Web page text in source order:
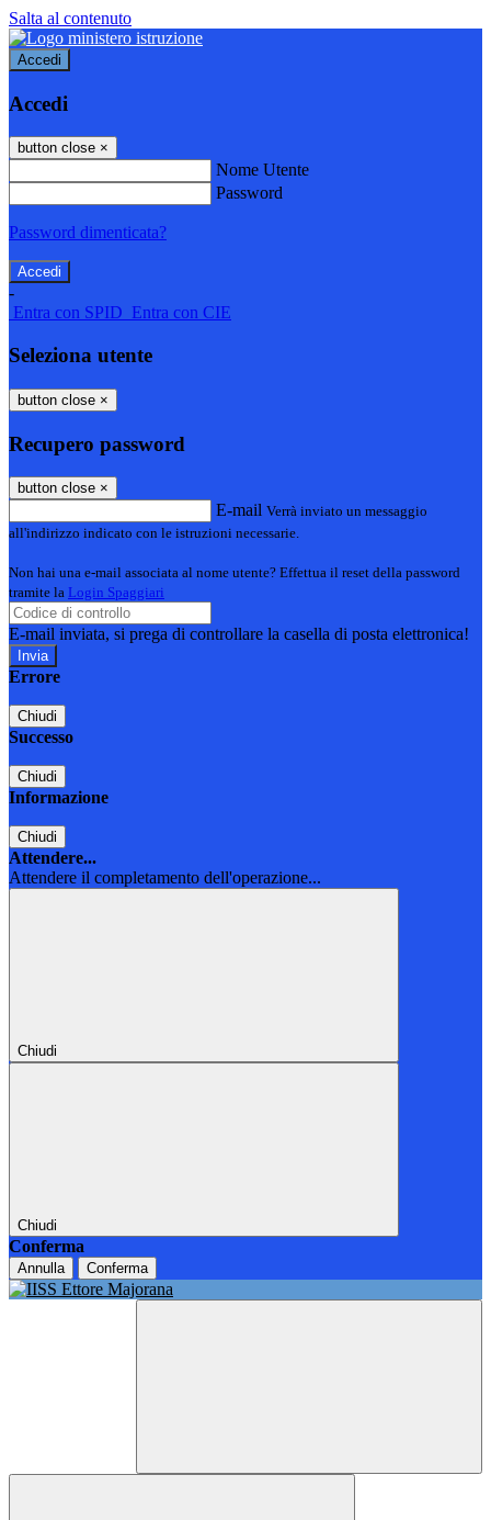
Salta al contenuto
Accedi
Accedi
button close ×
Nome Utente
Password
Password dimenticata?
-
Entra con SPID Entra con CIE
Seleziona utente
button close ×
Recupero password
button close ×
E-mail Verrà inviato un messaggio
all'indirizzo indicato con le istruzioni necessarie.
Non hai una e-mail associata al nome utente? Effettua il reset della password
tramite la Login Spaggiari
E-mail inviata, si prega di controllare la casella di posta elettronica!
Errore
Chiudi
Successo
Chiudi
Informazione
Chiudi
Attendere...
Attendere il completamento dell'operazione...
Chiudi
Chiudi
Conferma
Annulla Conferma